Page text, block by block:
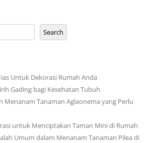
Search
Untuk Dekorasi Rumah Anda
Gading bagi Kesehatan Tubuh
Menanam Tanaman Aglaonema yang Perlu
untuk Menciptakan Taman Mini di Rumah
Umum dalam Menanam Tanaman Pilea di